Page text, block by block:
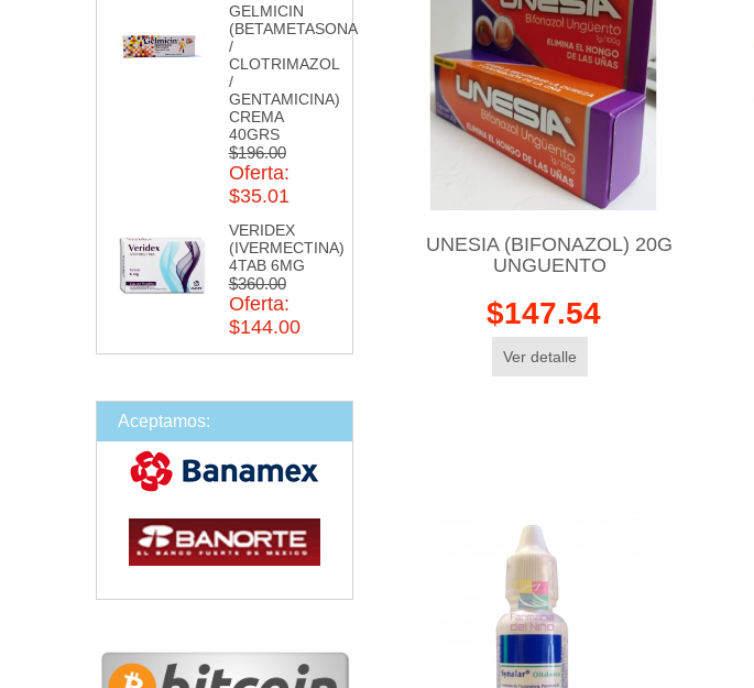
GELMICIN
(BETAMETASONA
/
CLOTRIMAZOL
/
GENTAMICINA)
CREMA
40GRS
$196.00
Oferta:
$35.01
VERIDEX
(IVERMECTINA)
4TAB 6MG
$360.00
Oferta:
$144.00
Aceptamos:
UNESIA (BIFONAZOL) 20G
UNGUENTO
$147.54
Ver detalle